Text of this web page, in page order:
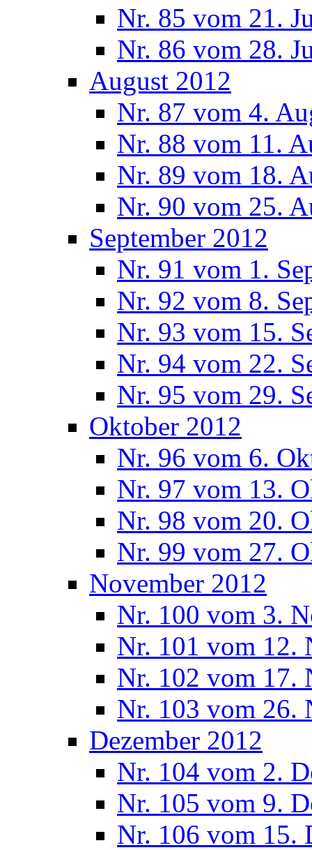
Nr. 85 vom 21.
Nr. 86 vom 28.
August 2012
Nr. 87 vom 4.
Nr. 88 vom 11.
Nr. 89 vom 18.
Nr. 90 vom 25.
September 2012
Nr. 91 vom 1.
Nr. 92 vom 8.
Nr. 93 vom 15.
Nr. 94 vom 22.
Nr. 95 vom 29.
Oktober 2012
Nr. 96 vom 6.
Nr. 97 vom 13.
Nr. 98 vom 20.
Nr. 99 vom 27.
November 2012
Nr. 100 vom 3.
Nr. 101 vom 12.
Nr. 102 vom 17.
Nr. 103 vom 26.
Dezember 2012
Nr. 104 vom 2.
Nr. 105 vom 9.
Nr. 106 vom 15.